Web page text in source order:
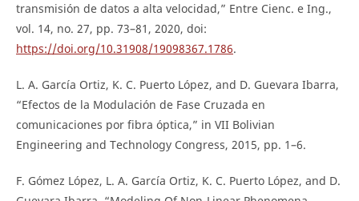
transmisión de datos a alta velocidad,” Entre Cienc. e Ing.,
vol. 14, no. 27, pp. 73–81, 2020, doi:
https://doi.org/10.31908/19098367.1786.
L. A. García Ortiz, K. C. Puerto López, and D. Guevara Ibarra,
“Efectos de la Modulación de Fase Cruzada en
comunicaciones por fibra óptica,” in VII Bolivian
Engineering and Technology Congress, 2015, pp. 1–6.
F. Gómez López, L. A. García Ortiz, K. C. Puerto López, and D.